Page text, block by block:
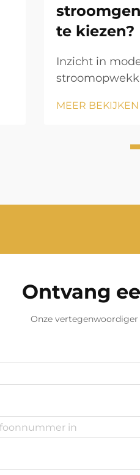
te kiezen?
Inzicht in
energie-
MEER BEKIJKEN
Ontvang
Onze